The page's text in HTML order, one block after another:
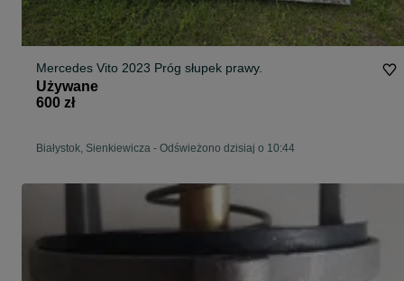
Mercedes Vito 2023 Próg słupek prawy.
Używane
600 zł
Białystok, Sienkiewicza - Odświeżono dzisiaj o 10:44